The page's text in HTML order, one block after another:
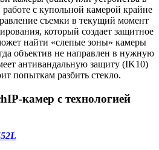
с купольной камерой крайне
съемки в текущий момент
который создает защитное
найти «слепые зоны» камеры
объектив не направлен в нужную
антивандальную защиту (IK10)
попыткам разбить стекло.
IP-камер с технологией